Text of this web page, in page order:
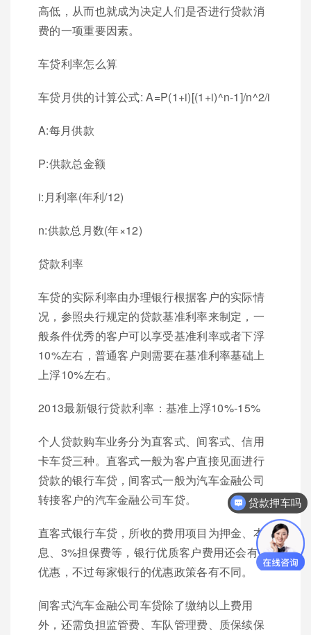
高低，从而也就成为决定人们是否进行贷款消
费的一项重要因素。
车贷利率怎么算
车贷月供的计算公式: A=P(1+i)[(1+i)^n-1]/n^2/i
A:每月供款
P:供款总金额
i:月利率(年利/12)
n:供款总月数(年×12)
贷款利率
车贷的实际利率由办理银行根据客户的实际情
况，参照央行规定的贷款基准利率来制定，一
般条件优秀的客户可以享受基准利率或者下浮
10%左右，普通客户则需要在基准利率基础上
上浮10%左右。
2013最新银行贷款利率：基准上浮10%-15%
个人贷款购车业务分为直客式、间客式、信用
卡车贷三种。直客式一般为客户直接见面进行
贷款的银行车贷，间客式一般为汽车金融公司
转接客户的汽车金融公司车贷。
直客式银行车贷，所收的费用项目为押金、本
息、3%担保费等，银行优质客户费用还会有所
优惠，不过每家银行的优惠政策各有不同。
间客式汽车金融公司车贷除了缴纳以上费用
外，还需负担监管费、车队管理费、质保续保
贷款押车吗